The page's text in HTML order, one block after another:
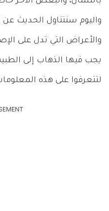
واليوم سنتناول الحديث عن
والأعراض التي تدل على
يجب فيها الذهاب إلى
لتتعرفوا على هذه